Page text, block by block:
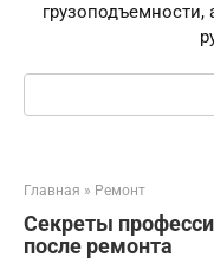
Поиск:
Главная » Ремонт
Секреты
после ремонта